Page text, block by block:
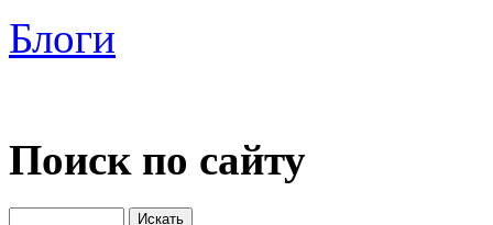
Блоги
Поиск по сайту